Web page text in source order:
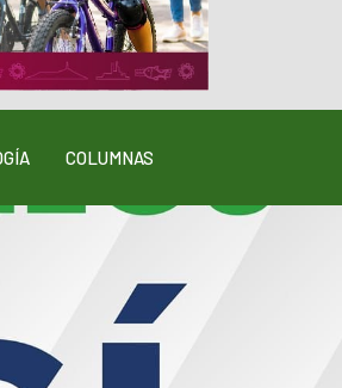
COLUMNAS